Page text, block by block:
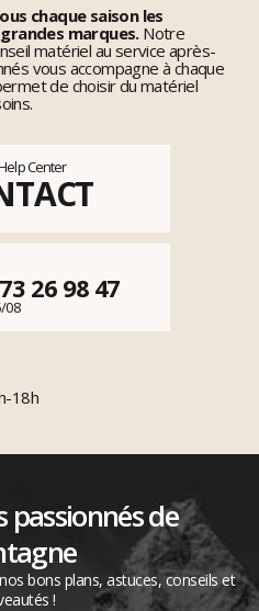
chaque saison les
marques.Notre
matériel au service après-
vous accompagne à chaque
de choisir du matériel
Center
26 98 47
08
18h
passionnés de
bons plans, astuces, conseils et
!